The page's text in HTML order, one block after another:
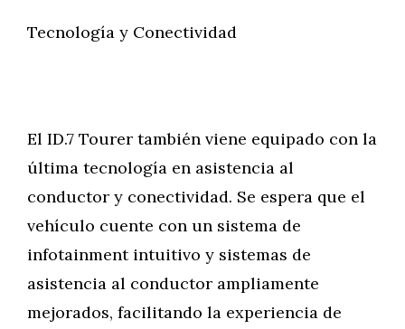
Tecnología y Conectividad
El ID.7 Tourer también viene equipado con la
última tecnología en asistencia al
conductor y conectividad. Se espera que el
vehículo cuente con un sistema de
infotainment intuitivo y sistemas de
asistencia al conductor ampliamente
mejorados, facilitando la experiencia de